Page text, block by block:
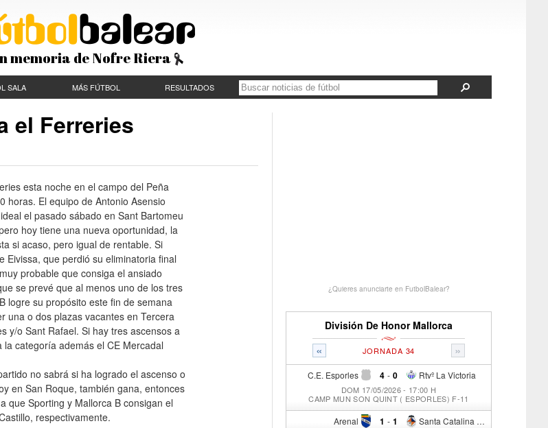
memoria de Nofre Riera
SALA MÁS FÚTBOL RESULTADOS
el Ferreries
esta noche en el campo del Peña
horas. El equipo de Antonio Asensio
el pasado sábado en Sant Bartomeu
hoy tiene una nueva oportunidad, la
si acaso, pero igual de rentable. Si
Eivissa, que perdió su eliminatoria final
probable que consiga el ansiado
se prevé que al menos uno de los tres
logre su propósito este fin de semana
una o dos plazas vacantes en Tercera
y/o Sant Rafael. Si hay tres ascensos a
categoría además el CE Mercadal
no sabrá si ha logrado el ascenso o
en San Roque, también gana, entonces
que Sporting y Mallorca B consigan el
respectivamente.
¿Quieres anunciarte en FutbolBalear?
División De Honor Mallorca
« »
JORNADA 34
C.E. Esporles 4 - Rtvº La Victoria
0
DOM 17/05/2026 - 17:00 H
CAMP MUN SON QUINT ( ESPORLES) F-11
Arenal 1 - Santa Catalina Atº
1